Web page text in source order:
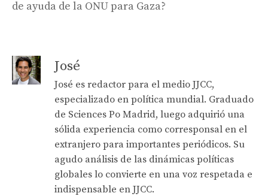
de ayuda de la ONU para Gaza?
José
José es redactor para el medio JJCC,
especializado en política mundial. Graduado
de Sciences Po Madrid, luego adquirió una
sólida experiencia como corresponsal en el
extranjero para importantes periódicos. Su
agudo análisis de las dinámicas políticas
globales lo convierte en una voz respetada e
indispensable en JJCC.